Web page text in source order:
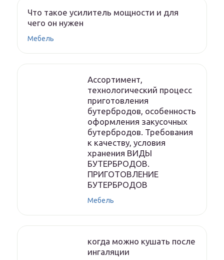
Что такое усилитель мощности и для
чего он нужен
Мебель
Ассортимент,
технологический процесс
приготовления
бутербродов, особенность
оформления закусочных
бутербродов. Требования
к качеству, условия
хранения ВИДЫ
БУТЕРБРОДОВ.
ПРИГОТОВЛЕНИЕ
БУТЕРБРОДОВ
Мебель
когда можно кушать после
ингаляции